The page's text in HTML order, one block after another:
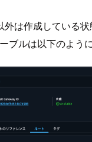
外は作成している
ブルは以下のよう